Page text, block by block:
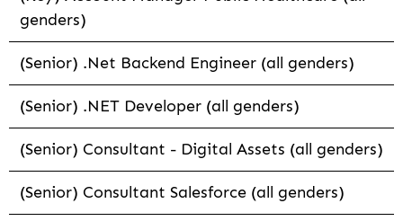
genders)
(Senior) .Net Backend Engineer (all genders)
(Senior) .NET Developer (all genders)
(Senior) Consultant - Digital Assets (all genders)
(Senior) Consultant Salesforce (all genders)